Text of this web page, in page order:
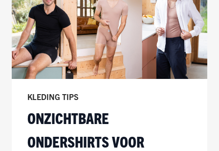
KLEDING TIPS
ONZICHTBARE
ONDERSHIRTS VOOR